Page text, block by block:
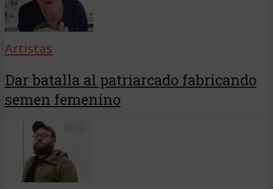
Artistas
Dar batalla al patriarcado fabricando
semen femenino